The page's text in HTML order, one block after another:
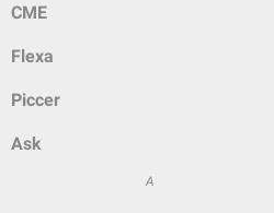
CME
Flexa
Piccer
Ask
A